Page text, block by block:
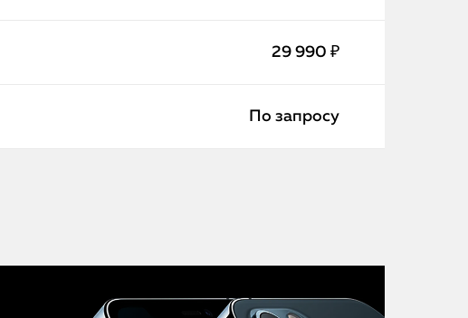
29 990 ₽
По запросу